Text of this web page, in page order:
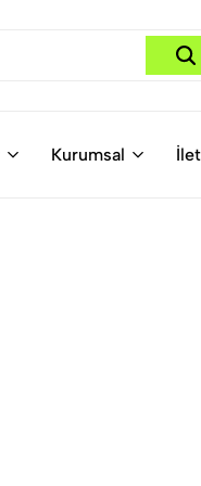
Kurumsal